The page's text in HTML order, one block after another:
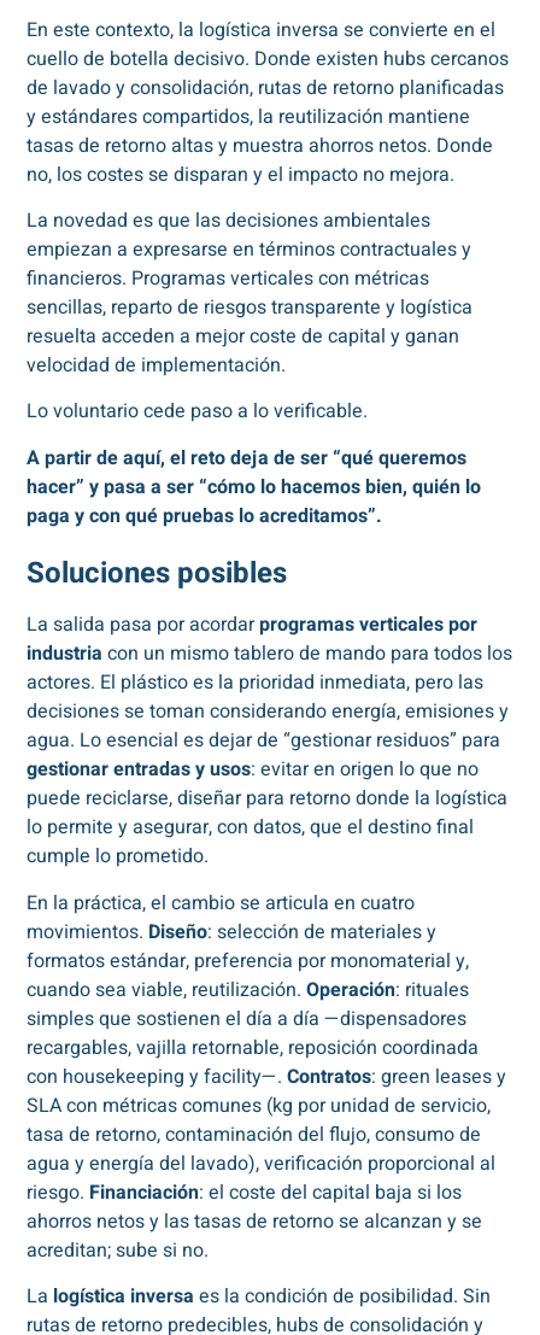
En este contexto, la logística inversa se convierte en el
cuello de botella decisivo. Donde existen hubs cercanos
de lavado y consolidación, rutas de retorno planificadas
y estándares compartidos, la reutilización mantiene
tasas de retorno altas y muestra ahorros netos. Donde
no, los costes se disparan y el impacto no mejora.
La novedad es que las decisiones ambientales
empiezan a expresarse en términos contractuales y
financieros. Programas verticales con métricas
sencillas, reparto de riesgos transparente y logística
resuelta acceden a mejor coste de capital y ganan
velocidad de implementación.
Lo voluntario cede paso a lo verificable.
A partir de aquí, el reto deja de ser “qué queremos
hacer” y pasa a ser “cómo lo hacemos bien, quién lo
paga y con qué pruebas lo acreditamos”.
Soluciones posibles
La salida pasa por acordarprogramas verticales por
industria con un mismo tablero de mando para todos los
actores. El plástico es la prioridad inmediata, pero las
decisiones se toman considerando energía, emisiones y
agua. Lo esencial es dejar de “gestionar residuos” para
gestionar entradas y usos: evitar en origen lo que no
puede reciclarse, diseñar para retorno donde la logística
lo permite y asegurar, con datos, que el destino final
cumple lo prometido.
En la práctica, el cambio se articula en cuatro
movimientos. Diseño: selección de materiales y
formatos estándar, preferencia por monomaterial y,
cuando sea viable, reutilización.Operación: rituales
simples que sostienen el día a día —dispensadores
recargables, vajilla retornable, reposición coordinada
con housekeeping y facility—.Contratos: green leases y
SLA con métricas comunes (kg por unidad de servicio,
tasa de retorno, contaminación del flujo, consumo de
agua y energía del lavado), verificación proporcional al
riesgo. Financiación: el coste del capital baja si los
ahorros netos y las tasas de retorno se alcanzan y se
acreditan; sube si no.
La logística inversa es la condición de posibilidad. Sin
rutas de retorno predecibles, hubs de consolidación y